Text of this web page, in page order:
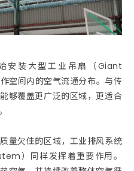
安装大型工业吊扇（Giant
空间内的空气流通分布。与传
够覆盖更广泛的区域，更适合
量欠佳的区域，工业排风系统
）同样发挥着重要作用。